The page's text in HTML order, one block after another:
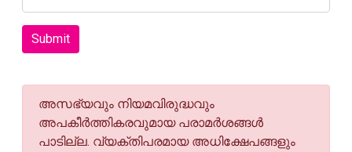
Submit
അസഭ്യവും നിയമവിരുദ്ധവും
അപകീര്‍ത്തികരവുമായ പരാമര്‍ശങ്ങള്‍
പാടില്ല. വ്യക്തിപരമായ അധിക്ഷേപങ്ങളും